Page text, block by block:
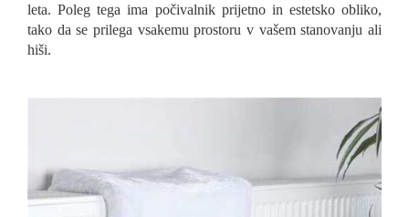
leta. Poleg tega ima počivalnik prijetno in estetsko obliko,
tako da se prilega vsakemu prostoru v vašem stanovanju ali
hiši.